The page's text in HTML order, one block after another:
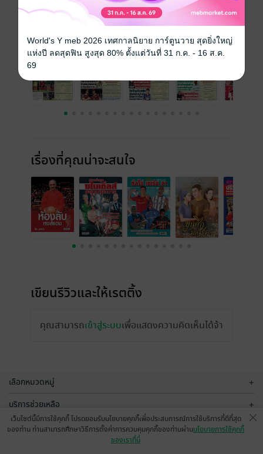
ดูทั้งหมด
เรื่องที่คุณน่าจะสนใจ
เขียนรีวิวและให้เรตติ้ง
คุณสามารถเข้าสู่ระบบเพื่อแสดงความคิดเห็นได้จ้า
เลือกหมวดหมู่ +
บริการช่วยเหลือ +
เกี่ยวกับเรา
เว็บไซต์นี้มีการใช้คุกกี้ โปรดยอมรับนโยบายคุกกี้เพื่อประสบการณ์การใช้บริการที่ดีที่สุด
ของท่าน ท่านสามารถศึกษาวิธีการตั้งค่าการควบคุมคุกกี้ของท่านผ่านนโยบายการใช้คุกกี้
ของเราที่นี่
World's Y meb 2026 เทศกาลนิยาย การ์ตูนวาย สุดยิ่งใหญ่
แห่งปี ลดสุดฟิน สูงสุด 80% ตั้งแต่วันที่ 31 ก.ค. - 16 ส.ค.
69